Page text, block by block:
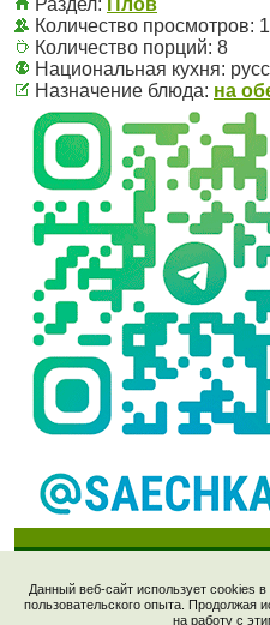
Данный веб-сайт использует cookies
пользовательского опыта. Продолжая
на работу с
Раздел: Плов
Количество просмотров:
Количество порций: 8
Национальная кухня:
Назначение блюда: на
Рецепты © 2006-